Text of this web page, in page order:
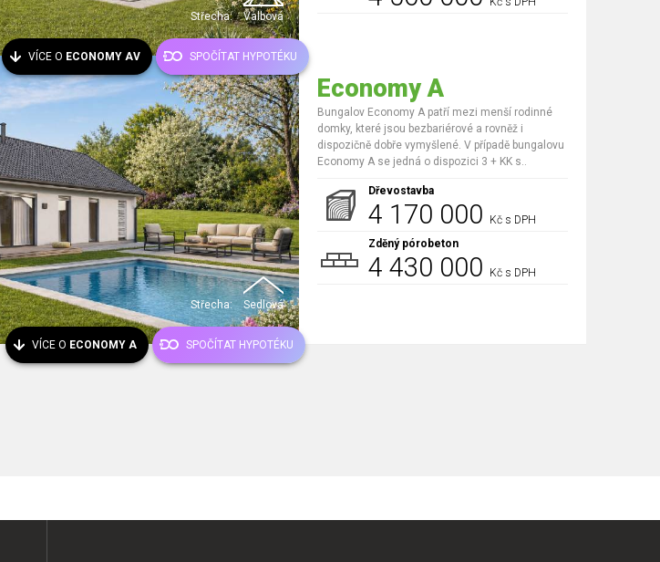
Střecha: Valbová
VÍCE O ECONOMY AV SPOČÍTAT HYPOTÉKU
Střecha: Sedlová
Economy A
Bungalov Economy A patří mezi menší rodinné
domky, které jsou bezbariérové a rovněž i
dispozičně dobře vymyšlené. V případě bungalovu
Economy A se jedná o dispozici 3 + KK s..
Dřevostavba
4 170 000
Kč s DPH
Zděný pórobeton
4 430 000 Kč s DPH
VÍCE O ECONOMY A SPOČÍTAT HYPOTÉKU